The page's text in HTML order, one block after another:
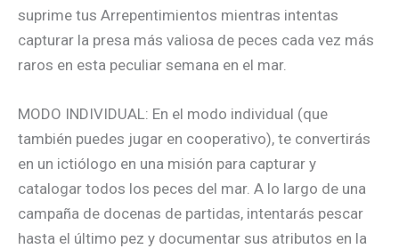
suprime tus Arrepentimientos mientras intentas
capturar la presa más valiosa de peces cada vez más
raros en esta peculiar semana en el mar.
MODO INDIVIDUAL: En el modo individual (que
también puedes jugar en cooperativo), te convertirás
en un ictiólogo en una misión para capturar y
catalogar todos los peces del mar. A lo largo de una
campaña de docenas de partidas, intentarás pescar
hasta el último pez y documentar sus atributos en la